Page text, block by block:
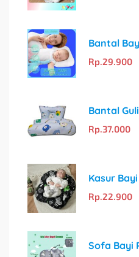
Rp.29.900
Rp.37.000
Rp.22.900